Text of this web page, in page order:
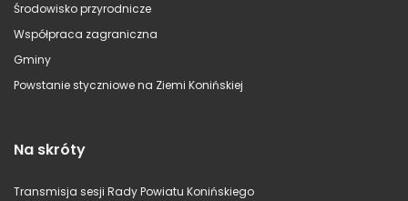
Środowisko przyrodnicze
Współpraca zagraniczna
Gminy
Powstanie styczniowe na Ziemi Konińskiej
Na skróty
Transmisja sesji Rady Powiatu Konińskiego